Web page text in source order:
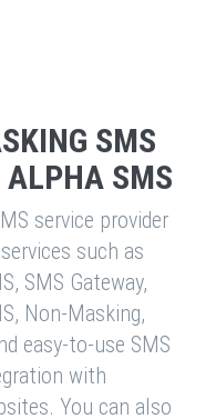
SMS
SMS
service provider
such as
SMS Gateway,
Non-Masking,
easy-to-use SMS
with
You can also